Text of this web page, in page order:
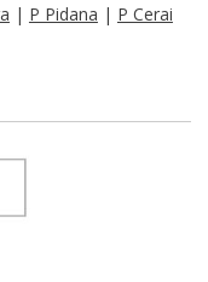
| P Pidana | P Cerai